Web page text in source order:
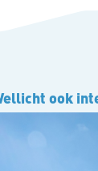
ook